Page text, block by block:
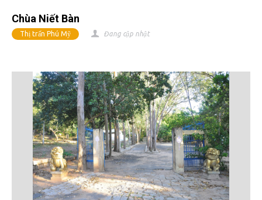
Chùa Niết Bàn
Thị trấn Phú Mỹ Đang cập nhật